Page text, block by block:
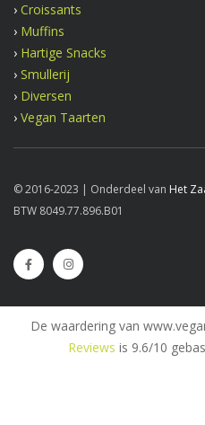
› Croissants
› Muffins
› Hartige Snacks
› Smullerij
› Diversen
› Vegan Taarten
© 2016-2023 | Onderdeel van Het
BTW 8049.77.896.B01
De waardering van
Reviews is 9.6/10